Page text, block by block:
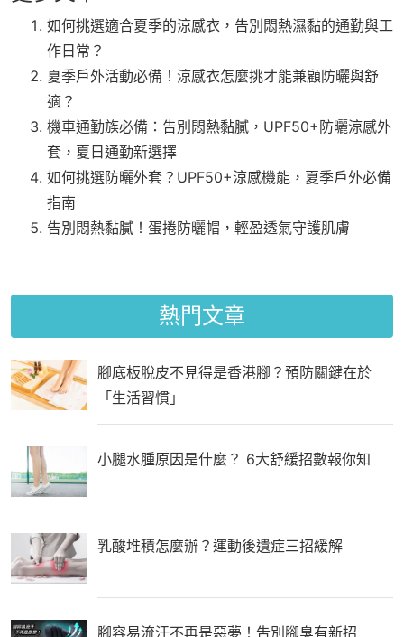
如何挑選適合夏季的涼感衣，告別悶熱濕黏的通勤與工
作日常？
夏季戶外活動必備！涼感衣怎麼挑才能兼顧防曬與舒
適？
機車通勤族必備：告別悶熱黏膩，UPF50+防曬涼感外
套，夏日通勤新選擇
如何挑選防曬外套？UPF50+涼感機能，夏季戶外必備
指南
告別悶熱黏膩！蛋捲防曬帽，輕盈透氣守護肌膚
熱門文章
腳底板脫皮不見得是香港腳？預防關鍵在於
「生活習慣」
小腿水腫原因是什麼？ 6大舒緩招數報你知
乳酸堆積怎麼辦？運動後遺症三招緩解
腳容易流汗不再是惡夢！吿別腳臭有新招